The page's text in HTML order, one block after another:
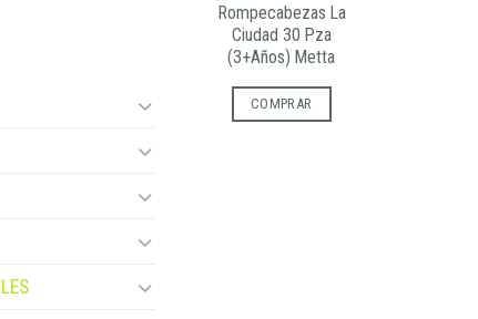
Rompecabezas La
Ciudad 30 Pza
(3+Años) Metta
COMPRAR